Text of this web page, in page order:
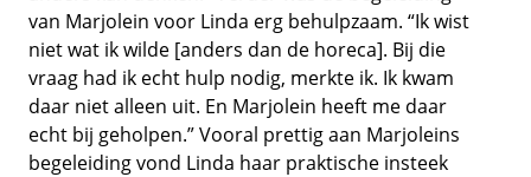
van Marjolein voor Linda erg behulpzaam. “Ik wist
niet wat ik wilde [anders dan de horeca]. Bij die
vraag had ik echt hulp nodig, merkte ik. Ik kwam
daar niet alleen uit. En Marjolein heeft me daar
echt bij geholpen.” Vooral prettig aan Marjoleins
begeleiding vond Linda haar praktische insteek